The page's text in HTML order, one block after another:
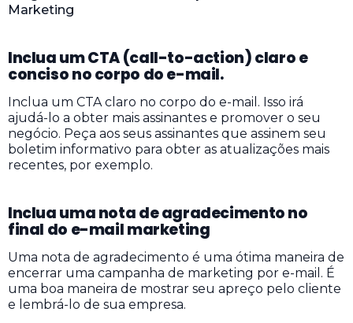
Inclua um CTA (call-to-action) claro e
conciso no corpo do e-mail.
Inclua um CTA claro no corpo do e-mail. Isso irá
ajudá-lo a obter mais assinantes e promover o seu
negócio. Peça aos seus assinantes que assinem seu
boletim informativo para obter as atualizações mais
recentes, por exemplo.
Inclua uma nota de agradecimento no
final do e-mail marketing
Uma nota de agradecimento é uma ótima maneira de
encerrar uma campanha de marketing por e-mail. É
uma boa maneira de mostrar seu apreço pelo cliente
e lembrá-lo de sua empresa.